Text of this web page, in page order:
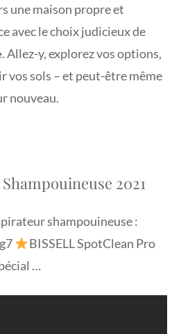
une maison propre et
avec le choix judicieux de
. Allez-y, explorez vos options,
vos sols – et peut-être même
nouveau.
2021
shampouineuse :
BISSELL SpotClean Pro
…